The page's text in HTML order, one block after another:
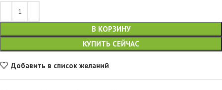
В КОРЗИНУ
КУПИТЬ СЕЙЧАС
Добавить в список желаний